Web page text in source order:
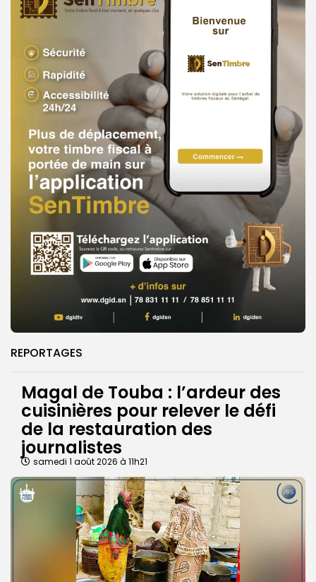
REPORTAGES
Magal de Touba : l’ardeur des
cuisinières pour relever le défi
de la restauration des
journalistes
samedi 1 août 2026 à 11h21